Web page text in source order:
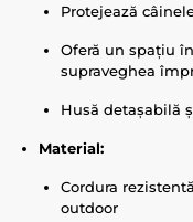
Protejează
Oferă un spațiu
supraveghea
Husă detașabilă
Material:
Cordura
outdoor